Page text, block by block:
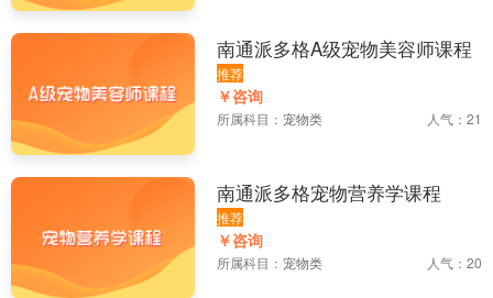
南通派多格A级宠物美容师课程
推荐
￥咨询
所属科目： 宠物类 人气：21
南通派多格宠物营养学课程
推荐
￥咨询
所属科目： 宠物类 人气：20